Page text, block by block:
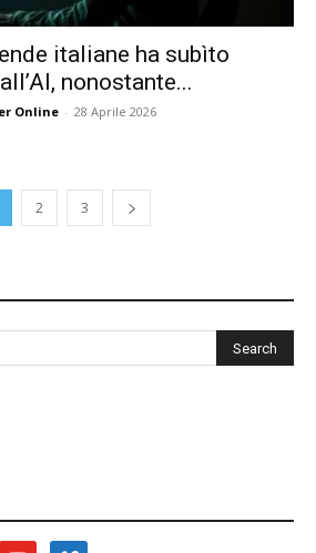
italiane ha subìto
nonostante...
Online - 28 Aprile 2026
2 3